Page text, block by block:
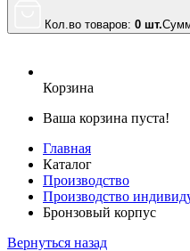
Кол.во товаров: 0 шт.
Корзина
Ваша корзина пуста!
Главная
Каталог
Производство
Производство
Бронзовый корпус
Вернуться назад